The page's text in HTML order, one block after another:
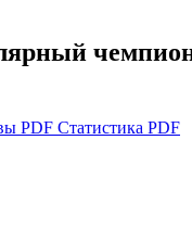
PDF Статистика PDF